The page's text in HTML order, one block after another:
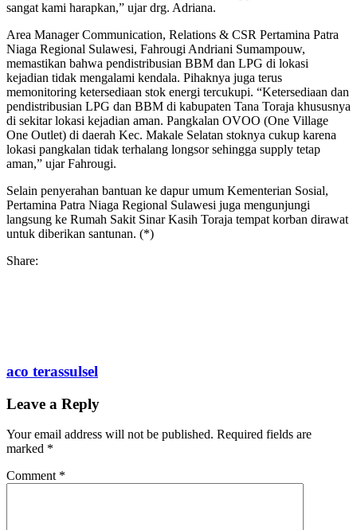
sangat kami harapkan,” ujar drg. Adriana.
Area Manager Communication, Relations & CSR Pertamina Patra
Niaga Regional Sulawesi, Fahrougi Andriani Sumampouw,
memastikan bahwa pendistribusian BBM dan LPG di lokasi
kejadian tidak mengalami kendala. Pihaknya juga terus
memonitoring ketersediaan stok energi tercukupi. “Ketersediaan dan
pendistribusian LPG dan BBM di kabupaten Tana Toraja khususnya
di sekitar lokasi kejadian aman. Pangkalan OVOO (One Village
One Outlet) di daerah Kec. Makale Selatan stoknya cukup karena
lokasi pangkalan tidak terhalang longsor sehingga supply tetap
aman,” ujar Fahrougi.
Selain penyerahan bantuan ke dapur umum Kementerian Sosial,
Pertamina Patra Niaga Regional Sulawesi juga mengunjungi
langsung ke Rumah Sakit Sinar Kasih Toraja tempat korban dirawat
untuk diberikan santunan. (*)
Share:
aco terassulsel
Leave a Reply
Your email address will not be published. Required fields are
marked *
Comment *